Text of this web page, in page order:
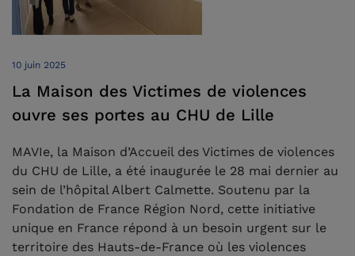
10 juin 2025
La Maison des Victimes de violences
ouvre ses portes au CHU de Lille
MAVIe, la Maison d’Accueil des Victimes de violences
du CHU de Lille, a été inaugurée le 28 mai dernier au
sein de l’hôpital Albert Calmette. Soutenu par la
Fondation de France Région Nord, cette initiative
unique en France répond à un besoin urgent sur le
territoire des Hauts-de-France où les violences